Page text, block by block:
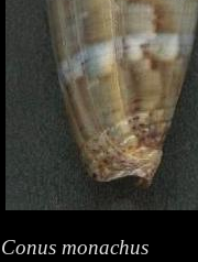
Conus monachus